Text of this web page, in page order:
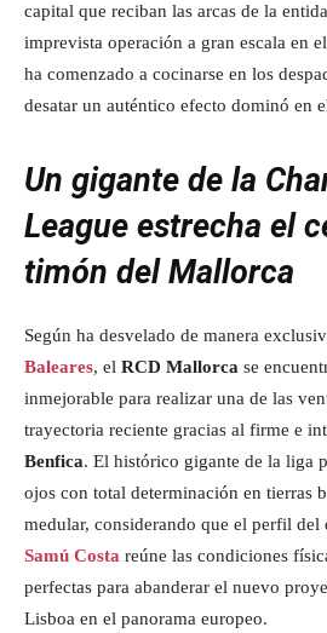
capital que reciban las arcas de la
imprevista operación a gran escala en
ha comenzado a cocinarse en los
desatar un auténtico efecto dominó en
Un gigante de la
League estrecha el
timón del Mallorca
Según ha desvelado de manera
Baleares, el RCD Mallorca se
inmejorable para realizar una de las
trayectoria reciente gracias al firme e
Benfica. El histórico gigante de la liga
ojos con total determinación en tierras
medular, considerando que el perfil del
Samú Costa reúne las condiciones
perfectas para abanderar el nuevo
Lisboa en el panorama europeo.